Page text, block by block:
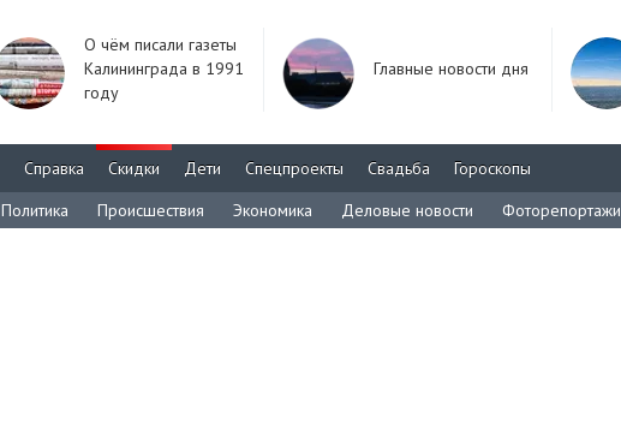
О чём писали газеты
Калининграда в 1991
году
Главные новости дня
Справка Скидки Дети Спецпроекты Свадьба
Гороскопы
Политика Происшествия Экономика Деловые новости Фоторепортажи